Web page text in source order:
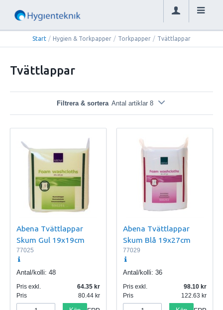
Start / Hygien & Torkpapper / Torkpapper / Tvättlappar
Tvättlappar
Filtrera & sortera Antal artiklar 8
Abena Tvättlappar
Skum Gul 19x19cm
77025
Antal/kolli: 48
Pris exkl.
64.35
Pris
80.44
Abena Tvättlappar
Skum Blå 19x27cm
77029
Antal/kolli: 36
Pris exkl.
98.10
Pris
122.63